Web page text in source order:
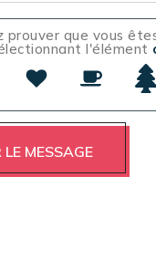
prouver que vous
l'élément